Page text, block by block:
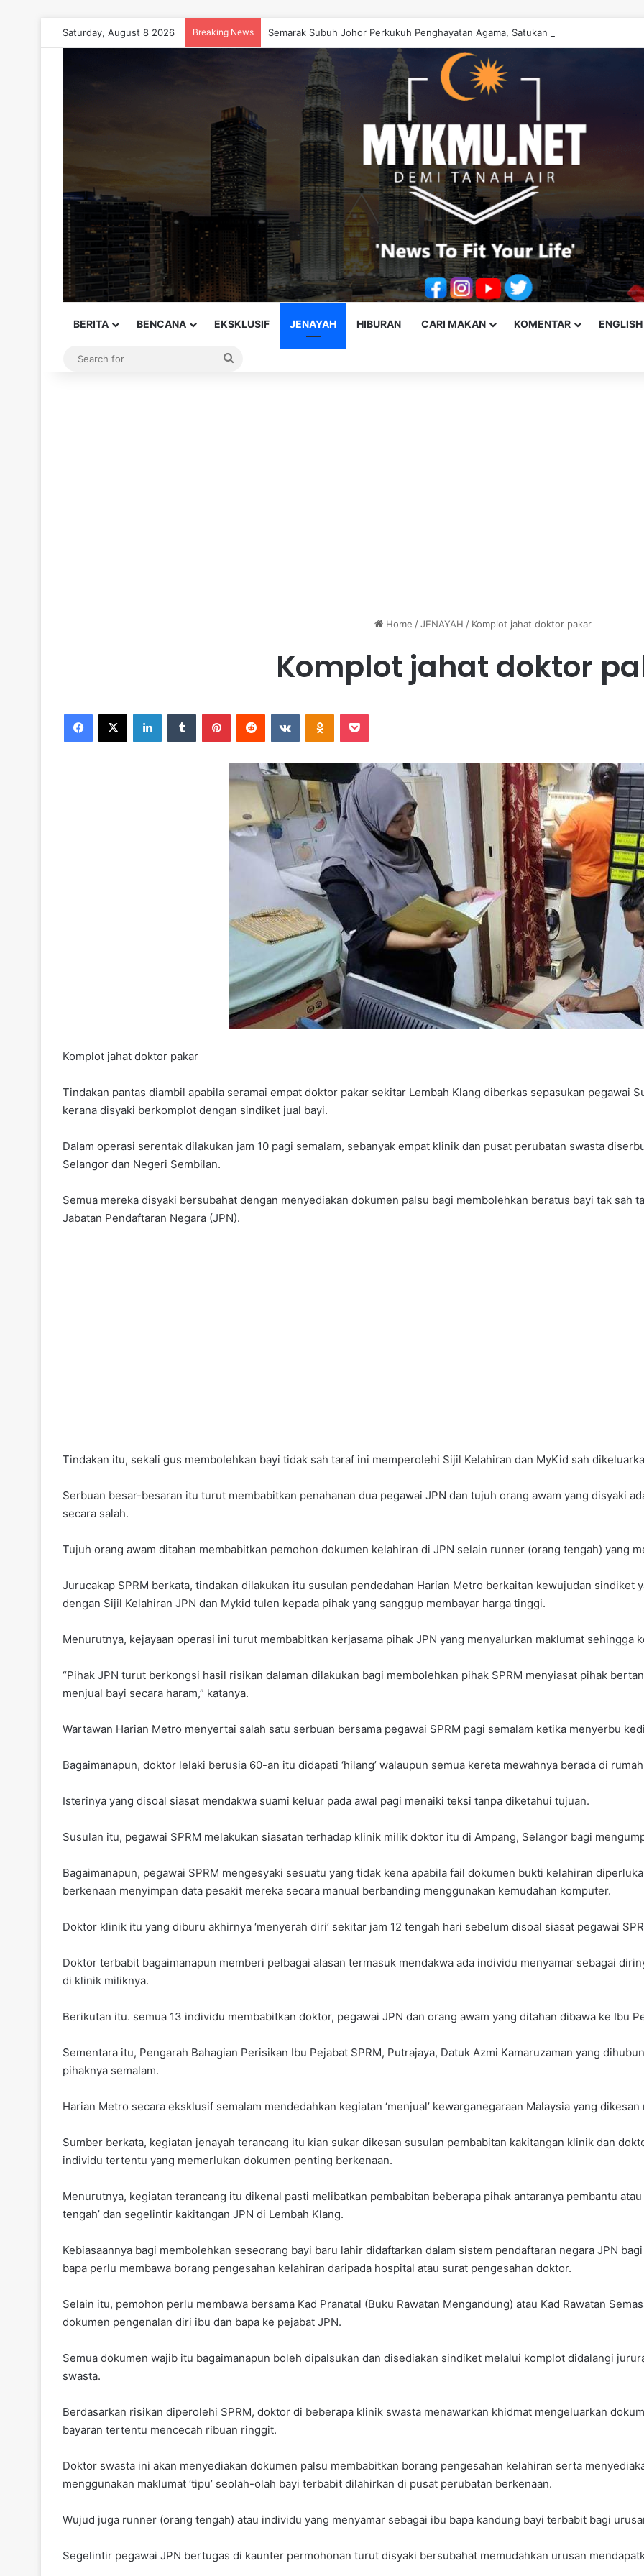
Saturday, August 8 2026 Breaking News Semarak Subuh Johor Perkukuh Penghayatan Agama, Satukan Ummah
BERITA BENCANA EKSKLUSIF JENAYAH HIBURAN CARI MAKAN KOMENTAR
Home /JENAYAH / Komplot jahat doktor pakar
Komplot jahat doktor
Komplot jahat doktor pakar
Tindakan pantas diambil apabila seramai empat doktor pakar sekitar Lembah Klang diberkas sepasukan pegawai
kerana disyaki berkomplot dengan sindiket jual bayi.
Dalam operasi serentak dilakukan jam 10 pagi semalam, sebanyak empat klinik dan pusat perubatan swasta
Selangor dan Negeri Sembilan.
Semua mereka disyaki bersubahat dengan menyediakan dokumen palsu bagi membolehkan beratus bayi tak sah
Jabatan Pendaftaran Negara (JPN).
Tindakan itu, sekali gus membolehkan bayi tidak sah taraf ini memperolehi Sijil Kelahiran dan MyKid sah
Serbuan besar-besaran itu turut membabitkan penahanan dua pegawai JPN dan tujuh orang awam yang disyaki
secara salah.
Tujuh orang awam ditahan membabitkan pemohon dokumen kelahiran di JPN selain runner (orang tengah) yang
Jurucakap SPRM berkata, tindakan dilakukan itu susulan pendedahan Harian Metro berkaitan kewujudan sindiket
dengan Sijil Kelahiran JPN dan Mykid tulen kepada pihak yang sanggup membayar harga tinggi.
Menurutnya, kejayaan operasi ini turut membabitkan kerjasama pihak JPN yang menyalurkan maklumat sehingga
“Pihak JPN turut berkongsi hasil risikan dalaman dilakukan bagi membolehkan pihak SPRM menyiasat pihak
menjual bayi secara haram,” katanya.
Wartawan Harian Metro menyertai salah satu serbuan bersama pegawai SPRM pagi semalam ketika menyerbu
Bagaimanapun, doktor lelaki berusia 60-an itu didapati ‘hilang’ walaupun semua kereta mewahnya berada di
Isterinya yang disoal siasat mendakwa suami keluar pada awal pagi menaiki teksi tanpa diketahui tujuan.
Susulan itu, pegawai SPRM melakukan siasatan terhadap klinik milik doktor itu di Ampang, Selangor bagi
Bagaimanapun, pegawai SPRM mengesyaki sesuatu yang tidak kena apabila fail dokumen bukti kelahiran
berkenaan menyimpan data pesakit mereka secara manual berbanding menggunakan kemudahan komputer.
Doktor klinik itu yang diburu akhirnya ‘menyerah diri’ sekitar jam 12 tengah hari sebelum disoal siasat pegawai
Doktor terbabit bagaimanapun memberi pelbagai alasan termasuk mendakwa ada individu menyamar sebagai
di klinik miliknya.
Berikutan itu. semua 13 individu membabitkan doktor, pegawai JPN dan orang awam yang ditahan dibawa ke Ibu
Sementara itu, Pengarah Bahagian Perisikan Ibu Pejabat SPRM, Putrajaya, Datuk Azmi Kamaruzaman yang
pihaknya semalam.
Harian Metro secara eksklusif semalam mendedahkan kegiatan ‘menjual’ kewarganegaraan Malaysia yang
Sumber berkata, kegiatan jenayah terancang itu kian sukar dikesan susulan pembabitan kakitangan klinik dan
individu tertentu yang memerlukan dokumen penting berkenaan.
Menurutnya, kegiatan terancang itu dikenal pasti melibatkan pembabitan beberapa pihak antaranya pembantu
tengah’ dan segelintir kakitangan JPN di Lembah Klang.
Kebiasaannya bagi membolehkan seseorang bayi baru lahir didaftarkan dalam sistem pendaftaran negara JPN
bapa perlu membawa borang pengesahan kelahiran daripada hospital atau surat pengesahan doktor.
Selain itu, pemohon perlu membawa bersama Kad Pranatal (Buku Rawatan Mengandung) atau Kad Rawatan
dokumen pengenalan diri ibu dan bapa ke pejabat JPN.
Semua dokumen wajib itu bagaimanapun boleh dipalsukan dan disediakan sindiket melalui komplot didalangi
swasta.
Berdasarkan risikan diperolehi SPRM, doktor di beberapa klinik swasta menawarkan khidmat mengeluarkan
bayaran tertentu mencecah ribuan ringgit.
Doktor swasta ini akan menyediakan dokumen palsu membabitkan borang pengesahan kelahiran serta
menggunakan maklumat ‘tipu’ seolah-olah bayi terbabit dilahirkan di pusat perubatan berkenaan.
Wujud juga runner (orang tengah) atau individu yang menyamar sebagai ibu bapa kandung bayi terbabit bagi
Segelintir pegawai JPN bertugas di kaunter permohonan turut disyaki bersubahat memudahkan urusan